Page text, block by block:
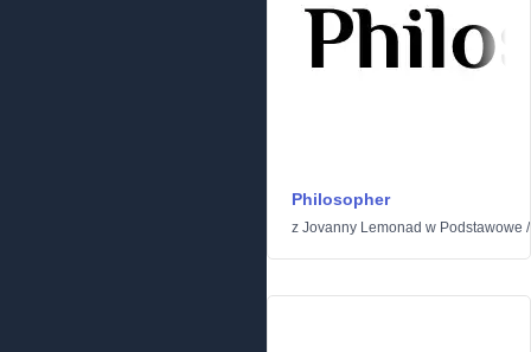
Philosopher
z Jovanny Lemonad w Podstawowe